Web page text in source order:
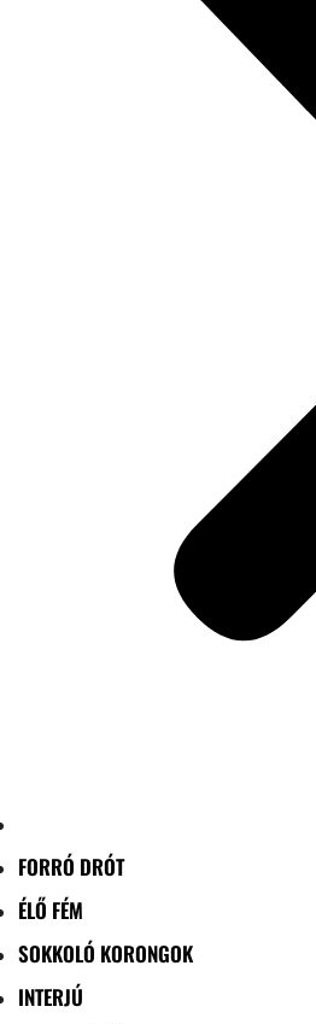
FORRÓ DRÓT
ÉLŐ FÉM
SOKKOLÓ KORONGOK
INTERJÚ